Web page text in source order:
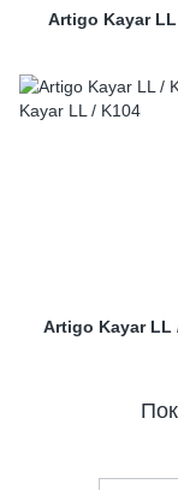
Artigo Kayar LL
Artigo Kayar LL